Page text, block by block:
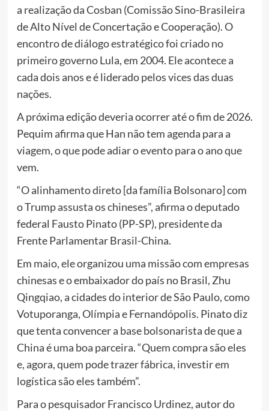
a realização da Cosban (Comissão Sino-Brasileira
de Alto Nível de Concertação e Cooperação). O
encontro de diálogo estratégico foi criado no
primeiro governo Lula, em 2004. Ele acontece a
cada dois anos e é liderado pelos vices das duas
nações.
A próxima edição deveria ocorrer até o fim de 2026.
Pequim afirma que Han não tem agenda para a
viagem, o que pode adiar o evento para o ano que
vem.
“O alinhamento direto [da família Bolsonaro] com
o Trump assusta os chineses”, afirma o deputado
federal Fausto Pinato (PP-SP), presidente da
Frente Parlamentar Brasil-China.
Em maio, ele organizou uma missão com empresas
chinesas e o embaixador do país no Brasil, Zhu
Qingqiao, a cidades do interior de São Paulo, como
Votuporanga, Olímpia e Fernandópolis. Pinato diz
que tenta convencer a base bolsonarista de que a
China é uma boa parceira. “Quem compra são eles
e, agora, quem pode trazer fábrica, investir em
logística são eles também”.
Para o pesquisador Francisco Urdinez, autor do